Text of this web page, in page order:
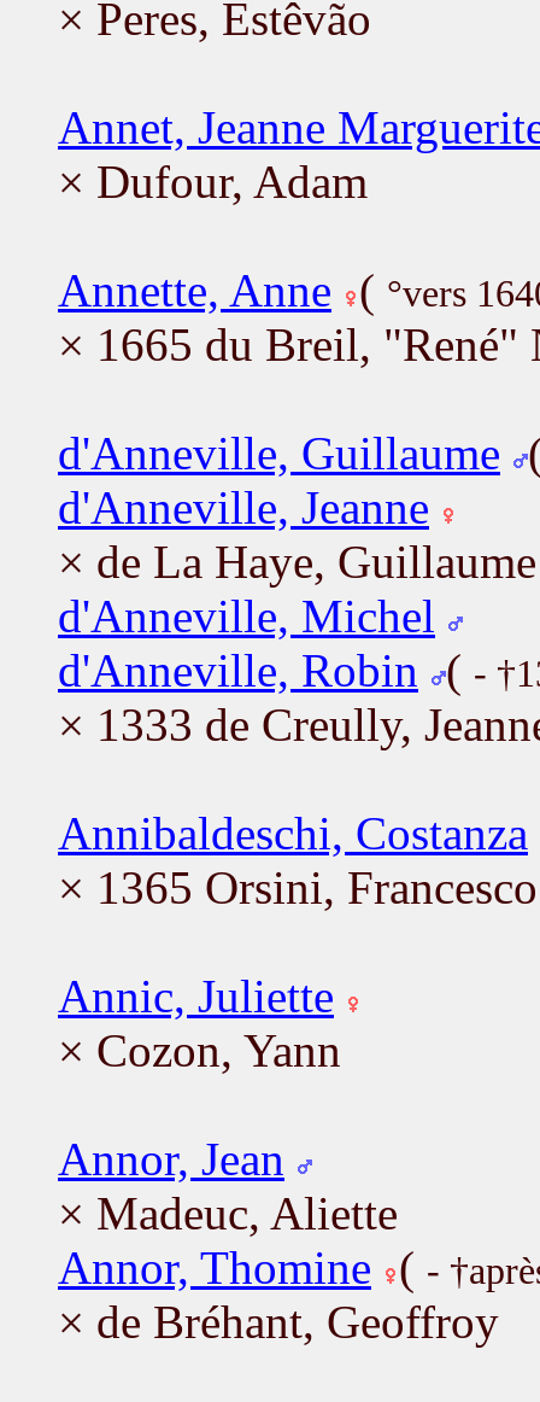
× Peres, Estêvão
Annet, Jeanne
× Dufour, Adam
Annette, Anne ( °vers
× 1665 du Breil, "René"
d'Anneville, Guillaume
d'Anneville, Jeanne
× de La Haye, Guillaume
d'Anneville, Michel
d'Anneville, Robin
( -
× 1333 de Creully,
Annibaldeschi, Costanza
× 1365 Orsini, Francesco
Annic, Juliette
× Cozon, Yann
Annor, Jean
× Madeuc, Aliette
Annor, Thomine ( -
× de Bréhant, Geoffroy